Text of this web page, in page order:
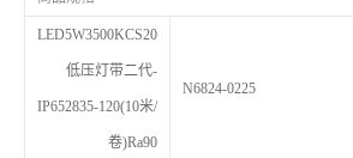
LED5W3500KCS20
低压灯带二代-
IP652835-120(10米/
卷)Ra90
N6824-0225